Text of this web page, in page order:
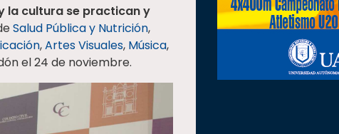
la cultura se practican y
Salud Pública y Nutrición,
,Artes Visuales, Música,
el 24 de noviembre.